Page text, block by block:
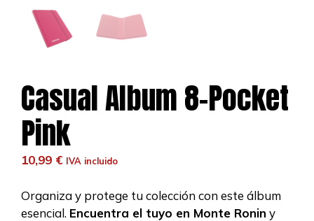
Casual Album 8-Pocket
Pink
10,99 € IVA incluido
Organiza y protege tu colección con este álbum
esencial. Encuentra el tuyo en Monte Ronin y